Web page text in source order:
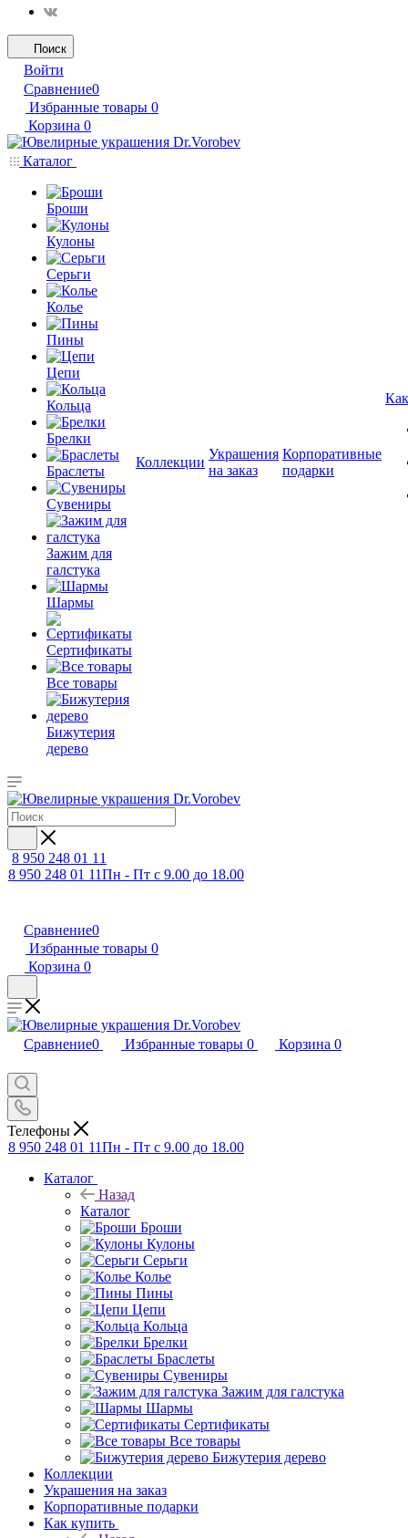
Поиск
Войти
Сравнение0
Избранные товары 0
Корзина 0
Каталог
Броши
Кулоны
Серьги
Колье
Пины
Цепи
Кольца
Брелки
Браслеты
Сувениры
Зажим для
галстука
Шармы
Сертификаты
Все товары
Бижутерия
дерево
Коллекции
Украшения
на заказ
Корпоративные
подарки
8 950 248 01 11
8 950 248 01 11Пн - Пт с 9.00 до 18.00
Сравнение0
Избранные товары 0
Корзина 0
Сравнение0 Избранные товары 0 Корзина 0
Телефоны
8 950 248 01 11Пн - Пт с 9.00 до 18.00
Каталог
Назад
Каталог
Броши
Кулоны
Серьги
Колье
Пины
Цепи
Кольца
Брелки
Браслеты
Сувениры
Зажим для галстука
Шармы
Сертификаты
Все товары
Бижутерия дерево
Коллекции
Украшения на заказ
Корпоративные подарки
Как купить